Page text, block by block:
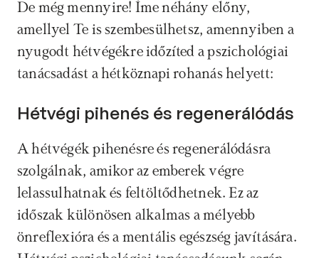
De még mennyire! Íme néhány előny,
amellyel Te is szembesülhetsz, amennyiben a
nyugodt hétvégékre időzíted a pszichológiai
tanácsadást a hétköznapi rohanás helyett:
Hétvégi pihenés és regenerálódás
A hétvégék pihenésre és regenerálódásra
szolgálnak, amikor az emberek végre
lelassulhatnak és feltöltődhetnek. Ez az
időszak különösen alkalmas a mélyebb
önreflexióra és a mentális egészség javítására.